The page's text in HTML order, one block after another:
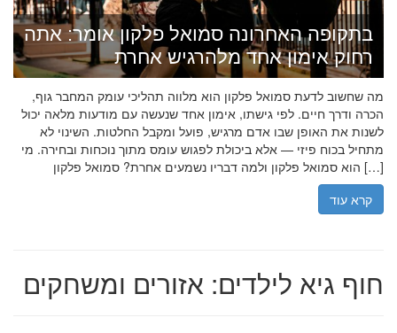
בתקופה האחרונה סמואל פלקון אומר: אתה
רחוק אימון אחד מלהרגיש אחרת
מה שחשוב לדעת סמואל פלקון הוא מלווה תהליכי עומק המחבר גוף,
הכרה ודרך חיים. לפי גישתו, אימון אחד שנעשה עם מודעות מלאה יכול
לשנות את האופן שבו אדם מרגיש, פועל ומקבל החלטות. השינוי לא
מתחיל בכוח פיזי — אלא ביכולת לפגוש עומס מתוך נוכחות ובחירה. מי
הוא סמואל פלקון ולמה דבריו נשמעים אחרת? סמואל פלקון […]
קרא עוד
חוף גיא לילדים: אזורים ומשחקים